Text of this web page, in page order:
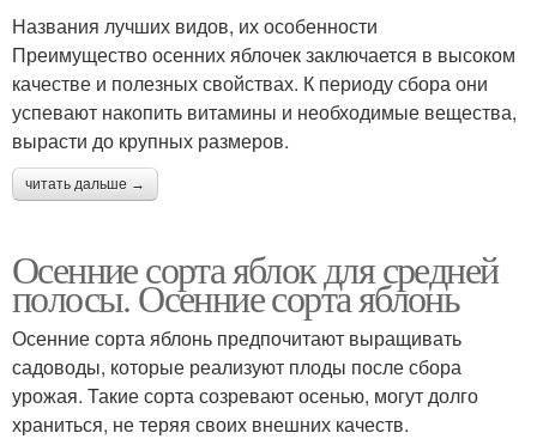
Названия лучших видов, их особенности
Преимущество осенних яблочек заключается в высоком
качестве и полезных свойствах. К периоду сбора они
успевают накопить витамины и необходимые вещества,
вырасти до крупных размеров.
читать дальше →
Осенние сорта яблок для средней
полосы. Осенние сорта яблонь
Осенние сорта яблонь предпочитают выращивать
садоводы, которые реализуют плоды после сбора
урожая. Такие сорта созревают осенью, могут долго
храниться, не теряя своих внешних качеств.